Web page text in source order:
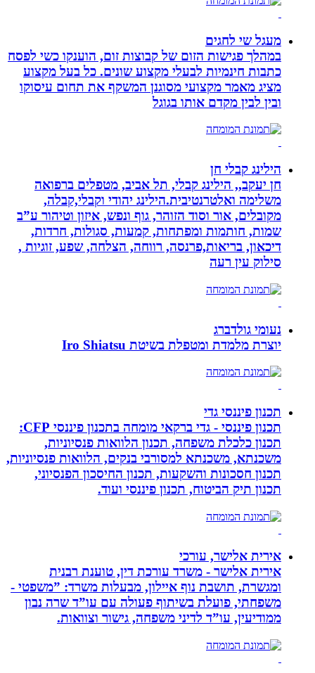
מעגל שי לחגים
במהלך פגישות הזום של קבוצות זום, הוענקו כשי לפסח
כתבות חינמיות לבעלי מקצוע שונים. כל בעל מקצוע
מציג מאמר מקצועי מסוגנן המשקף את תחום עיסוקו
ובין לבין מקדם אותו בגוגל
הילינג קבלי חן
חן יעקב,, הילינג קבלי, תל אביב, מטפלים ברפואה
משלימה ואלטרנטיבית.הילינג יהודי וקבלי,קבלה,
מקובלים, אור וסוד הזוהר, גוף ונפש, איזון וטיהור ע”ב
שמות, חותמות ומפתחות, קמעות, סגולות, חרדות,
דיכאון, בריאות,פרנסה, רווחה, הצלחה, שפע, זוגיות ,
סילוק עין רעה
נעומי גולדברג
יוצרת מלמדת ומטפלת בשיטת Iro Shiatsu
תכנון פיננסי גדי
תכנון פיננסי - גדי ברקאי מומחה בתכנון פיננסי CFP:
תכנון כלכלת משפחה, תכנון הלוואות פנסיוניות,
משכנתא, משכנתא למסורבי בנקים, הלוואות פנסיוניות,
תכנון חסכונות והשקעות, תכנון החיסכון הפנסיוני,
תכנון תיק הביטוח, תכנון פיננסי ועוד.
אירית אלישר, עורכי
אירית אלישר - משרד עורכת דין, טוענת רבנית
ומגשרת, תושבת נוף איילון, מבעלות משרד: ”משפטי -
משפחתי, פועלת בשיתוף פעולה עם עו”ד שרה נבון
ממודיעין, עו”ד לדיני משפחה, גישור וצוואות.